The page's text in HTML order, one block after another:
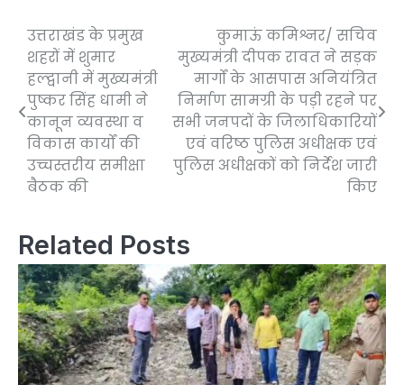
Post
navigation
उत्तराखंड के प्रमुख
शहरों में शुमार
हल्द्वानी में मुख्यमंत्री
पुष्कर सिंह धामी ने
कानून व्यवस्था व
विकास कार्यों की
उच्चस्तरीय समीक्षा
बैठक की
कुमाऊं कमिश्नर/ सचिव
मुख्यमंत्री दीपक रावत ने सड़क
मार्गों के आसपास अनियंत्रित
निर्माण सामग्री के पड़ी रहने पर
सभी जनपदों के जिलाधिकारियों
एवं वरिष्ठ पुलिस अधीक्षक एवं
पुलिस अधीक्षकों को निर्देश जारी
किए
Related Posts